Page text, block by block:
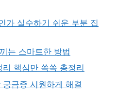
가 실수하기 쉬운 부분 집
는 스마트한 방법
핵심만 쏙쏙 총정리
금증 시원하게 해결